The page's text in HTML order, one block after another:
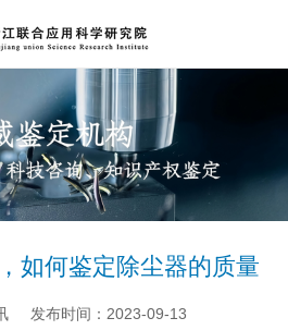
如何鉴定除尘器的质量
发布时间：2023-09-13